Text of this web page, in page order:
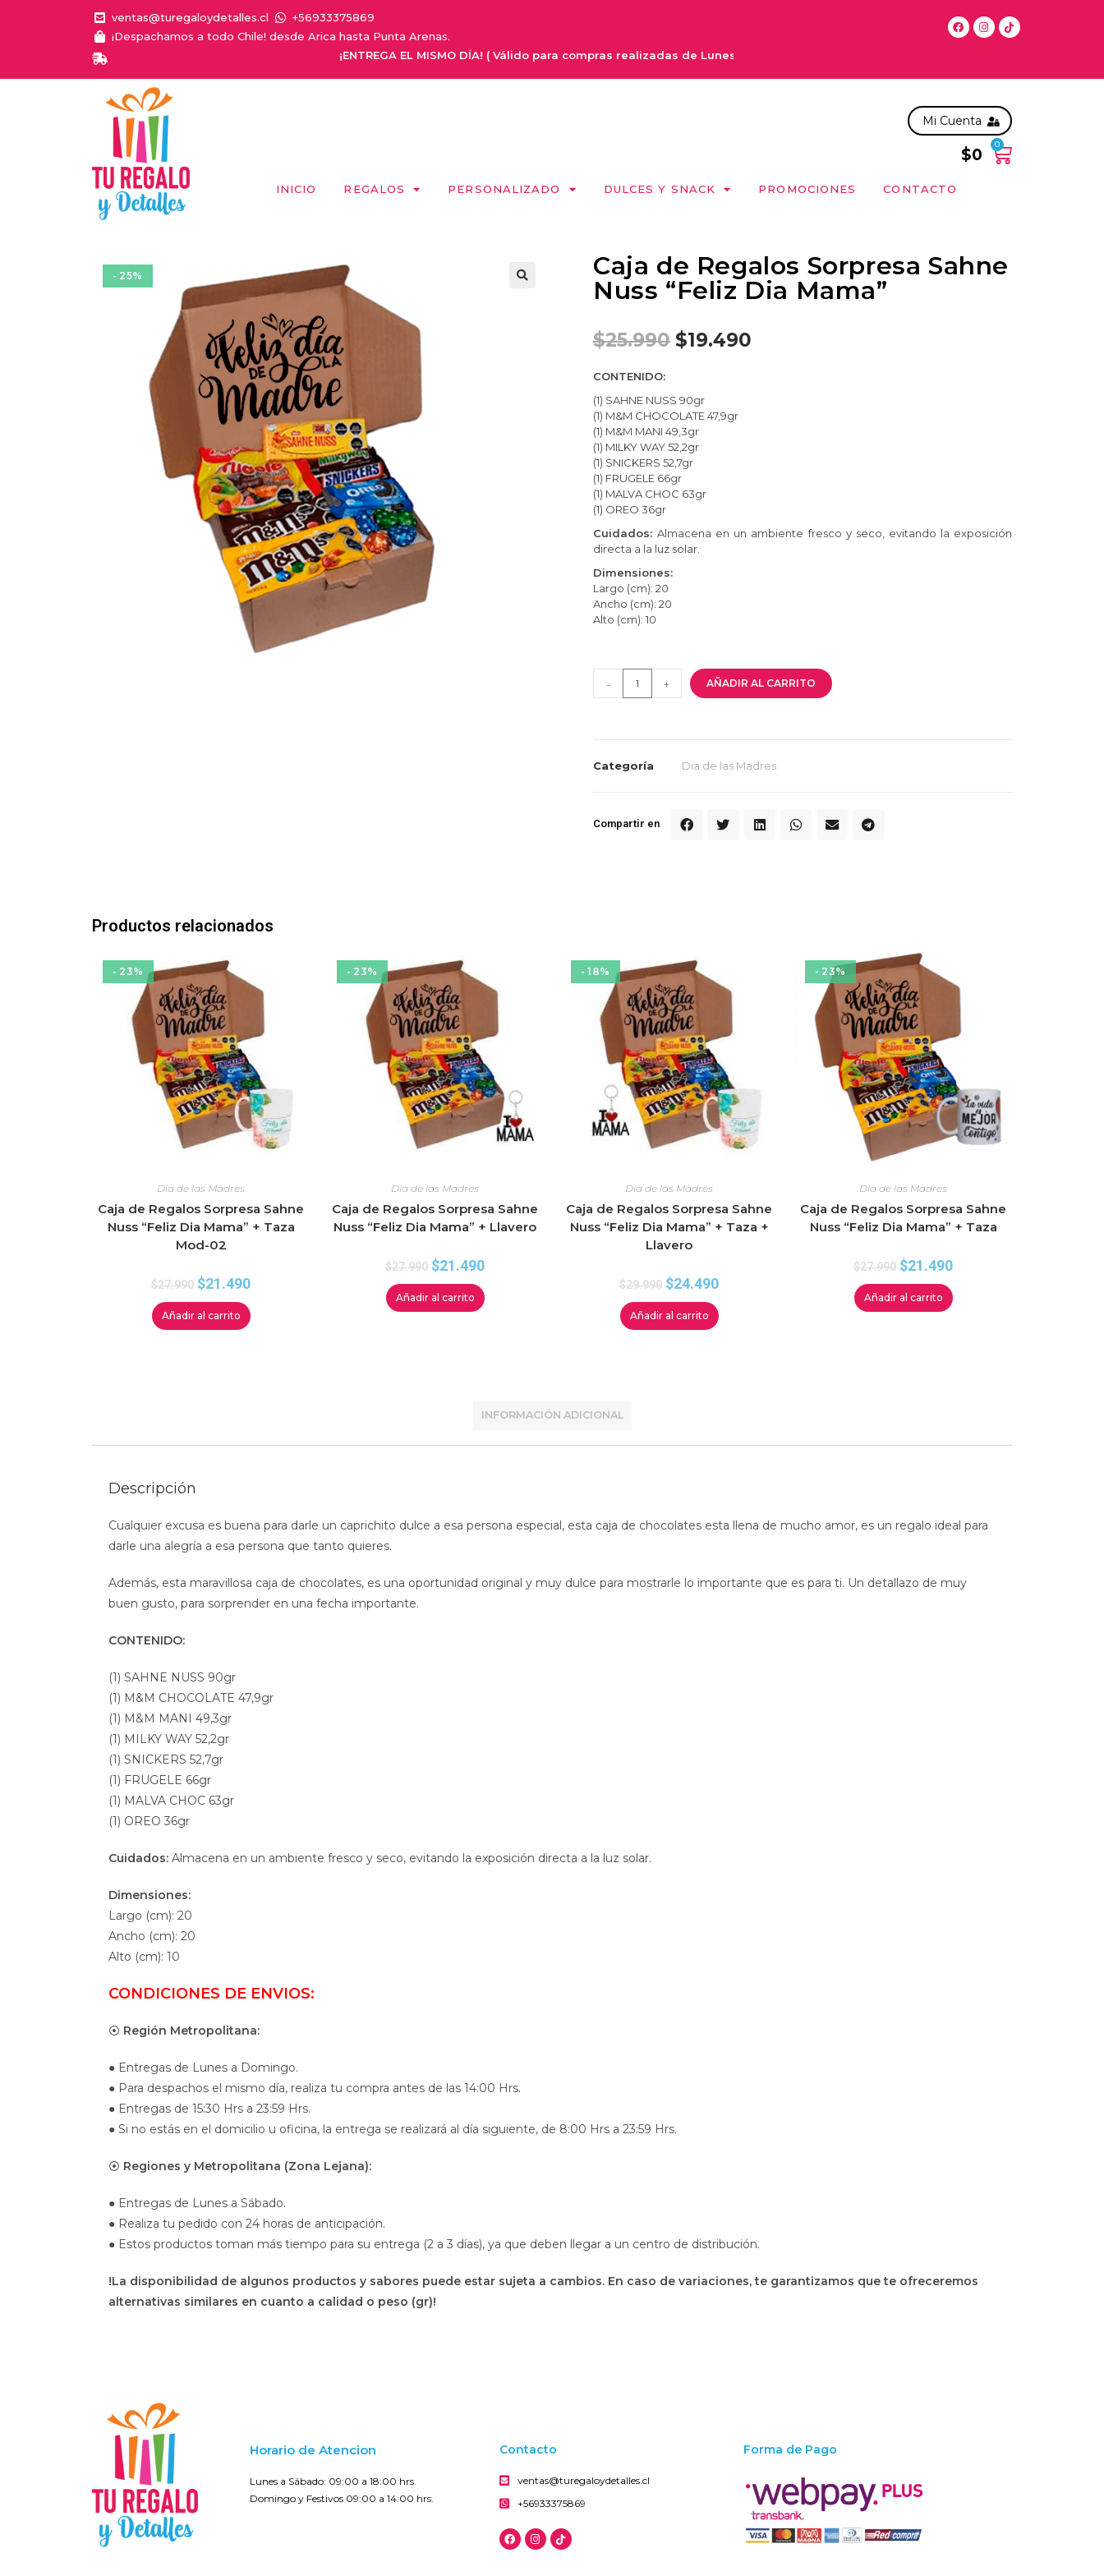
ventas@turegaloydetalles.cl
+56933375869
¡Despachamos a todo Chile! desde Arica hasta Punta Arenas.
¡ENTREGA EL MISMO DÍA! ( Válido para compras realizadas de Lunes a Sabado antes de las 11:00 hrs, solo en la RM. Para compras
Mi Cuenta
$0
0
INICIO REGALOS PERSONALIZADO DULCES Y SNACK PROMOCIONES CONTACTO
- 25%
Caja de Regalos Sorpresa Sahne
Nuss “Feliz Dia Mama”
$25.990 $19.490
CONTENIDO:
(1) SAHNE NUSS 90gr
(1) M&M CHOCOLATE 47,9gr
(1) M&M MANI 49,3gr
(1) MILKY WAY 52,2gr
(1) SNICKERS 52,7gr
(1) FRUGELE 66gr
(1) MALVA CHOC 63gr
(1) OREO 36gr
Cuidados:Almacena en un ambiente fresco y seco, evitando la exposición
directa a la luz solar.
Dimensiones:
Largo (cm): 20
Ancho (cm): 20
Alto (cm): 10
- + AÑADIR AL CARRITO
Categoría Dia de las Madres
Compartir en
Productos relacionados
- 23%
Dia de las Madres
Caja de Regalos Sorpresa Sahne
Nuss “Feliz Dia Mama” + Taza
Mod-02
$27.990 $21.490
Añadir al carrito
- 23%
Dia de las Madres
Caja de Regalos Sorpresa Sahne
Nuss “Feliz Dia Mama” + Llavero
$27.990 $21.490
Añadir al carrito
- 18%
Dia de las Madres
Caja de Regalos Sorpresa Sahne
Nuss “Feliz Dia Mama” + Taza +
Llavero
$29.990 $24.490
Añadir al carrito
- 23%
Dia de las Madres
Caja de Regalos Sorpresa Sahne
Nuss “Feliz Dia Mama” + Taza
$27.990 $21.490
Añadir al carrito
INFORMACIÓN ADICIONAL
Descripción
Cualquier excusa es buena para darle un caprichito dulce a esa persona especial, esta caja de chocolates esta llena de mucho amor, es un regalo ideal para
darle una alegría a esa persona que tanto quieres.
Además, esta maravillosa caja de chocolates, es una oportunidad original y muy dulce para mostrarle lo importante que es para ti. Un detallazo de muy
buen gusto, para sorprender en una fecha importante.
CONTENIDO:
(1) SAHNE NUSS 90gr
(1) M&M CHOCOLATE 47,9gr
(1) M&M MANI 49,3gr
(1) MILKY WAY 52,2gr
(1) SNICKERS 52,7gr
(1) FRUGELE 66gr
(1) MALVA CHOC 63gr
(1) OREO 36gr
Cuidados: Almacena en un ambiente fresco y seco, evitando la exposición directa a la luz solar.
Dimensiones:
Largo (cm): 20
Ancho (cm): 20
Alto (cm): 10
CONDICIONES DE ENVIOS:
⦿ Región Metropolitana:
● Entregas de Lunes a Domingo.
● Para despachos el mismo día, realiza tu compra antes de las 14:00 Hrs.
● Entregas de 15:30 Hrs a 23:59 Hrs.
● Si no estás en el domicilio u oficina, la entrega se realizará al día siguiente, de 8:00 Hrs a 23:59 Hrs.
⦿ Regiones y Metropolitana (Zona Lejana):
● Entregas de Lunes a Sábado.
● Realiza tu pedido con 24 horas de anticipación.
● Estos productos toman más tiempo para su entrega (2 a 3 días), ya que deben llegar a un centro de distribución.
!La disponibilidad de algunos productos y sabores puede estar sujeta a cambios. En caso de variaciones, te garantizamos que te ofreceremos
alternativas similares en cuanto a calidad o peso (gr)!
Horario de Atencion
Lunes a Sábado: 09:00 a 18:00 hrs.
Domingo y Festivos 09:00 a 14:00 hrs.
Contacto
ventas@turegaloydetalles.cl
+56933375869
Forma de Pago